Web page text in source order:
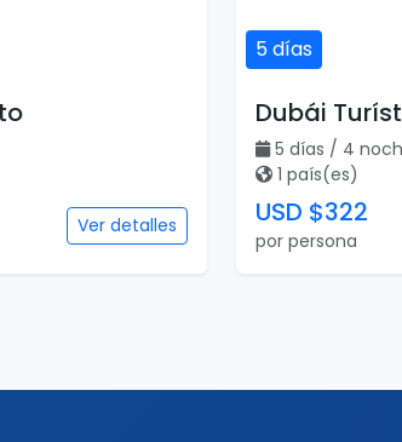
Ver detalles
5 días
Dubái
5 días / 4
1 país(es)
USD $322
por persona